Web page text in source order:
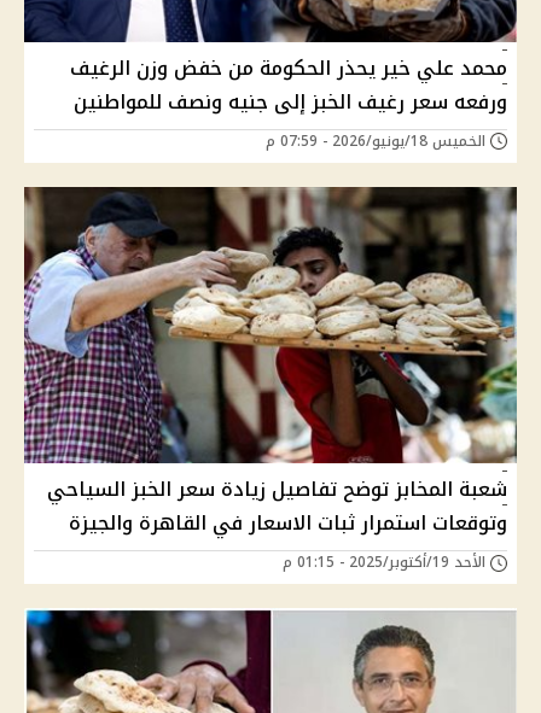
محمد علي خير يحذر الحكومة من خفض وزن الرغيف
ورفعه سعر رغيف الخبز إلى جنيه ونصف للمواطنين
الخميس 18/يونيو/2026 - 07:59 م
شعبة المخابز توضح تفاصيل زيادة سعر الخبز السياحي
وتوقعات استمرار ثبات الاسعار في القاهرة والجيزة
الأحد 19/أكتوبر/2025 - 01:15 م